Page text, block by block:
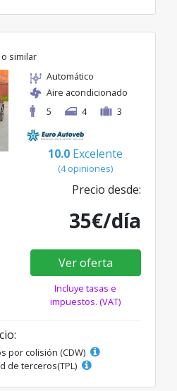
o similar
Automático
Aire acondicionado
5
4 3
10.0 Excelente
(4 opiniones)
Precio desde:
35€/día
Ver oferta
Incluye tasas e
impuestos. (VAT)
por colisión (CDW)
de terceros(TPL)